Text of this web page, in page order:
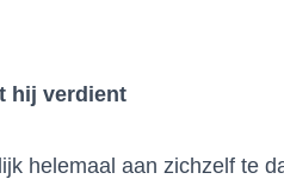
hij verdient
helemaal aan zichzelf te